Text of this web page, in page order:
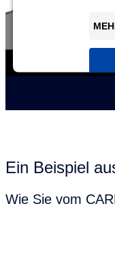
Ein Beispiel
Wie Sie vom